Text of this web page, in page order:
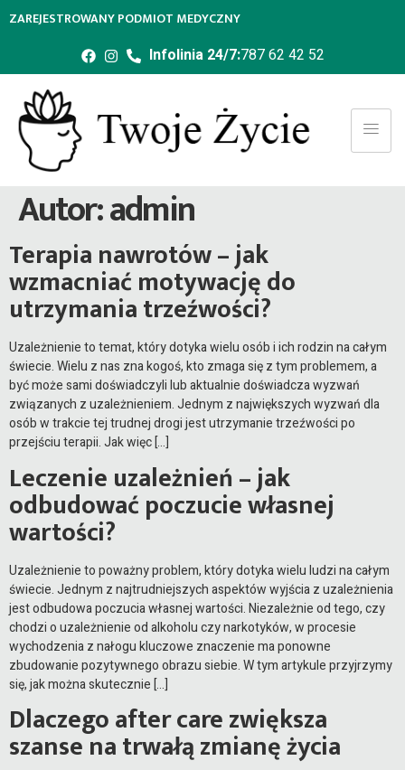
ZAREJESTROWANY PODMIOT MEDYCZNY
Infolinia 24/7:787 62 42 52
Autor:admin
Terapia nawrotów – jak
wzmacniać motywację do
utrzymania trzeźwości?
Uzależnienie to temat, który dotyka wielu osób i ich rodzin na całym
świecie. Wielu z nas zna kogoś, kto zmaga się z tym problemem, a
być może sami doświadczyli lub aktualnie doświadcza wyzwań
związanych z uzależnieniem. Jednym z największych wyzwań dla
osób w trakcie tej trudnej drogi jest utrzymanie trzeźwości po
przejściu terapii. Jak więc […]
Leczenie uzależnień – jak
odbudować poczucie własnej
wartości?
Uzależnienie to poważny problem, który dotyka wielu ludzi na całym
świecie. Jednym z najtrudniejszych aspektów wyjścia z uzależnienia
jest odbudowa poczucia własnej wartości. Niezależnie od tego, czy
chodzi o uzależnienie od alkoholu czy narkotyków, w procesie
wychodzenia z nałogu kluczowe znaczenie ma ponowne
zbudowanie pozytywnego obrazu siebie. W tym artykule przyjrzymy
się, jak można skutecznie […]
Dlaczego after care zwiększa
szanse na trwałą zmianę życia